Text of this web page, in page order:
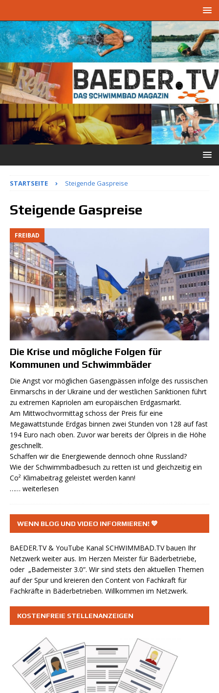
STARTSEITE Steigende Gaspreise
Steigende Gaspreise
FREIBAD
Die Krise und mögliche Folgen für
Kommunen und Schwimmbäder
Die Angst vor möglichen Gasengpässen infolge des russischen
Einmarschs in der Ukraine und der westlichen Sanktionen führt
zu extremen Kapriolen am europäischen Erdgasmarkt.
Am Mittwochvormittag schoss der Preis für eine
Megawattstunde Erdgas binnen zwei Stunden von 128 auf fast
194 Euro nach oben. Zuvor war bereits der Ölpreis in die Höhe
geschnellt.
Schaffen wir die Energiewende dennoch ohne Russland?
Wie der Schwimmbadbesuch zu retten ist und gleichzeitig ein
Co² Klimabeitrag geleistet werden kann!
…… weiterlesen
WENN BLOG UND VIDEO INFORMIEREN! 💙
BAEDER.TV & YouTube Kanal SCHWIMMBAD.TVbauen Ihr
Netzwerk weiter aus. Im Herzen Meister für Bäderbetriebe,
oder „Bademeister 3.0“. Wir sind stets den aktuellen Themen
auf der Spur und kreieren den Content von Fachkraft für
Fachkräfte in Bäderbetrieben. Willkommen im Netzwerk.
KOSTENFREIE STELLENANZEIGEN